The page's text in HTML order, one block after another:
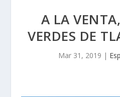
A LA
VERDES DE
Mar 31, 2019 |